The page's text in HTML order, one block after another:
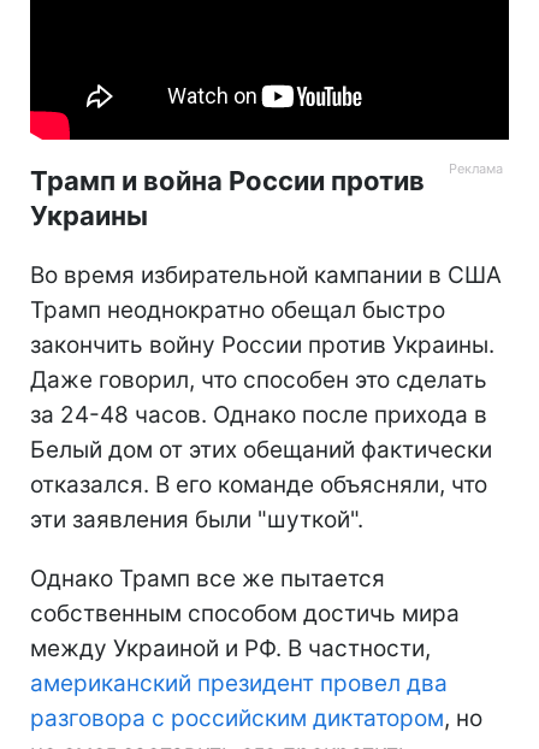
Трамп и война России против
Украины
Во время избирательной кампании в США
Трамп неоднократно обещал быстро
закончить войну России против Украины.
Даже говорил, что способен это сделать
за 24-48 часов. Однако после прихода в
Белый дом от этих обещаний фактически
отказался. В его команде объясняли, что
эти заявления были "шуткой".
Однако Трамп все же пытается
собственным способом достичь мира
между Украиной и РФ. В частности,
американский президент провел два
разговора с российским диктатором, но